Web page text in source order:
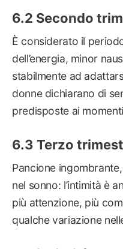
Secondo
È considerato il
dell’energia, minor
stabilmente ad
donne dichiarano di
predisposte ai
Terzo
Pancione
nel sonno: l’intimità è
più attenzione, più
qualche variazione